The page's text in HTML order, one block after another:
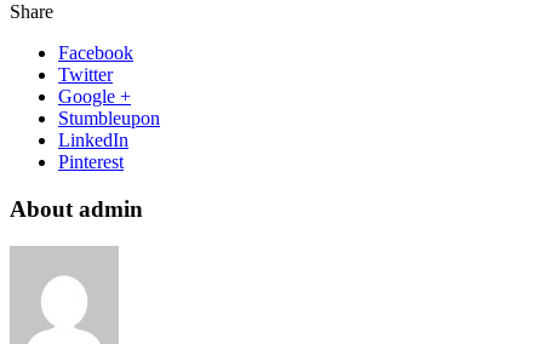
Share
Facebook
Twitter
Google +
Stumbleupon
LinkedIn
Pinterest
About admin